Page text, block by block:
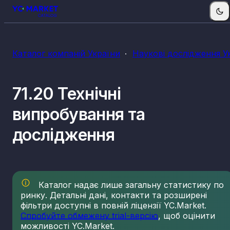
Каталог компаній України Наукові дослідження
71.20 Технічні
випробування та
дослідження
Каталог надає лише загальну статистику по
ринку. Детальні дані, контакти та розширені
фільтри доступні в повній ліцензії YC.Market.
Спробуйте обмежену trial-версію, щоб оцінити
можливості YC.Market.